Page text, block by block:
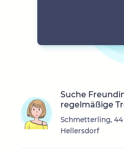
Suche
regelmäßige
Schmetterling, 44
Hellersdorf